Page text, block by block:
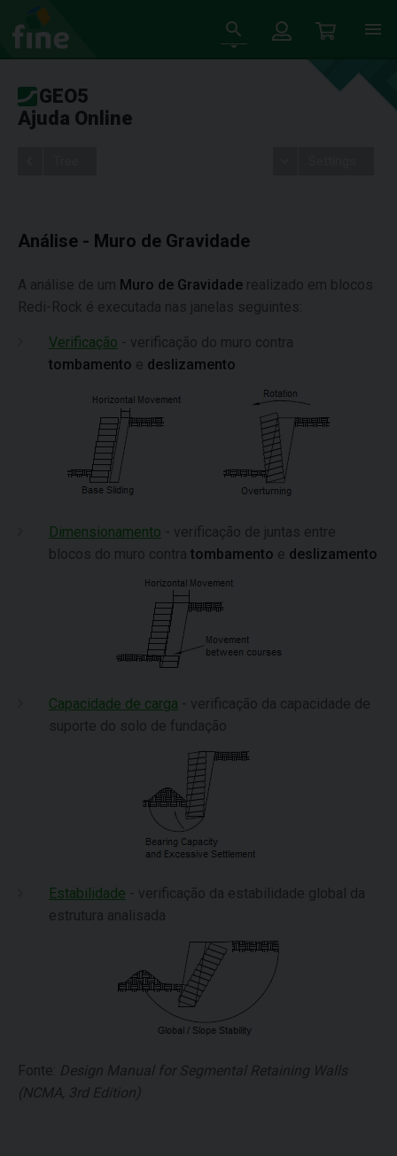
GEO5
Ajuda Online
Análise - Muro de Gravidade
A análise de um Muro de Gravidade realizado em blocos
Redi-Rock é executada nas janelas seguintes:
Verificação - verificação do muro contra
tombamento e deslizamento
Dimensionamento - verificação de juntas entre
blocos do muro contra tombamento e deslizamento
Capacidade de carga - verificação da capacidade de
suporte do solo de fundação
Estabilidade - verificação da estabilidade global da
estrutura analisada
Fonte: Design Manual for Segmental Retaining Walls
(NCMA, 3rd Edition)